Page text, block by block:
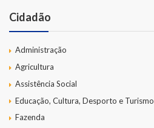
Cidadão
Administração
Agricultura
Assistência Social
Educação, Cultura, Desporto e Turismo
Fazenda